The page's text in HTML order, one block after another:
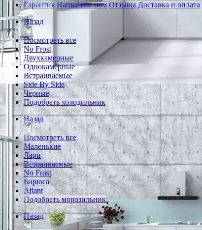
Гарантия Напишите нам Отзывы Доставка и оплата
Назад
Посмотреть все
No Frost
Двухкамерные
Однокамерные
Встраиваемые
Side By Side
Черные
Подобрать холодильник
Назад
Посмотреть все
Маленькие
Лари
Встраиваемые
No Frost
Бирюса
Atlant
Подобрать морозильник
Назад